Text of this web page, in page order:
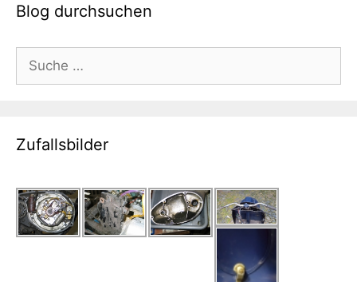
Blog durchsuchen
nach:
Zufallsbilder